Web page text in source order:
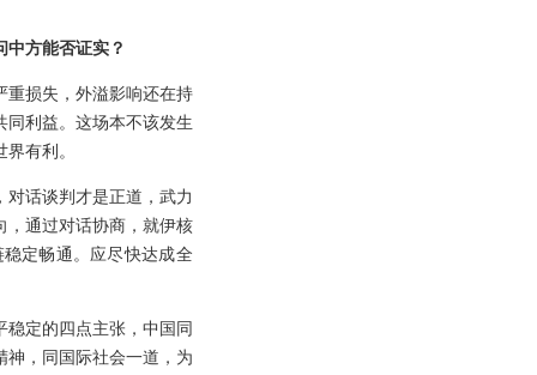
方能否证实？
重损失，外溢影响还在持
同利益。这场本不该发生
有利。
话谈判才是正道，武力
，通过对话协商，就伊核
定畅通。应尽快达成全
定的四点主张，中国同
神，同国际社会一道，为